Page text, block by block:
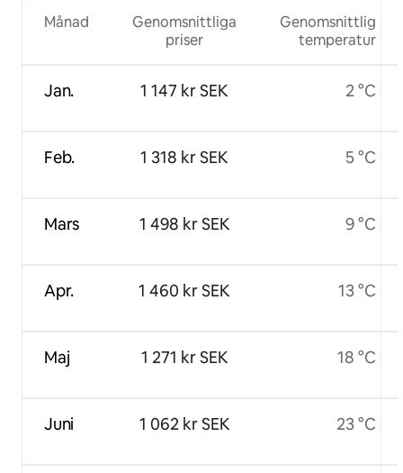
Månad
Jan.
Feb.
Mars
Apr.
Maj
Juni
Genomsnittliga
priser
1 147 kr SEK
1 318 kr SEK
1 498 kr SEK
1 460 kr SEK
1 271 kr SEK
1 062 kr SEK
Genomsnittlig
temperatur
2 °C
5 °C
9 °C
13 °C
18 °C
23 °C